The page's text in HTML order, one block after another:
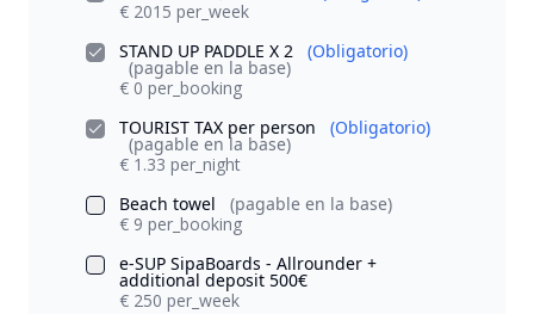
€ 2015 per_week
STAND UP PADDLE X 2
(Obligatorio)
(pagable en la base)
€ 0 per_booking
TOURIST TAX per person
(Obligatorio)
(pagable en la base)
€ 1.33 per_night
Beach towel
(pagable en la base)
€ 9 per_booking
e-SUP SipaBoards - Allrounder +
additional deposit 500€
€ 250 per_week